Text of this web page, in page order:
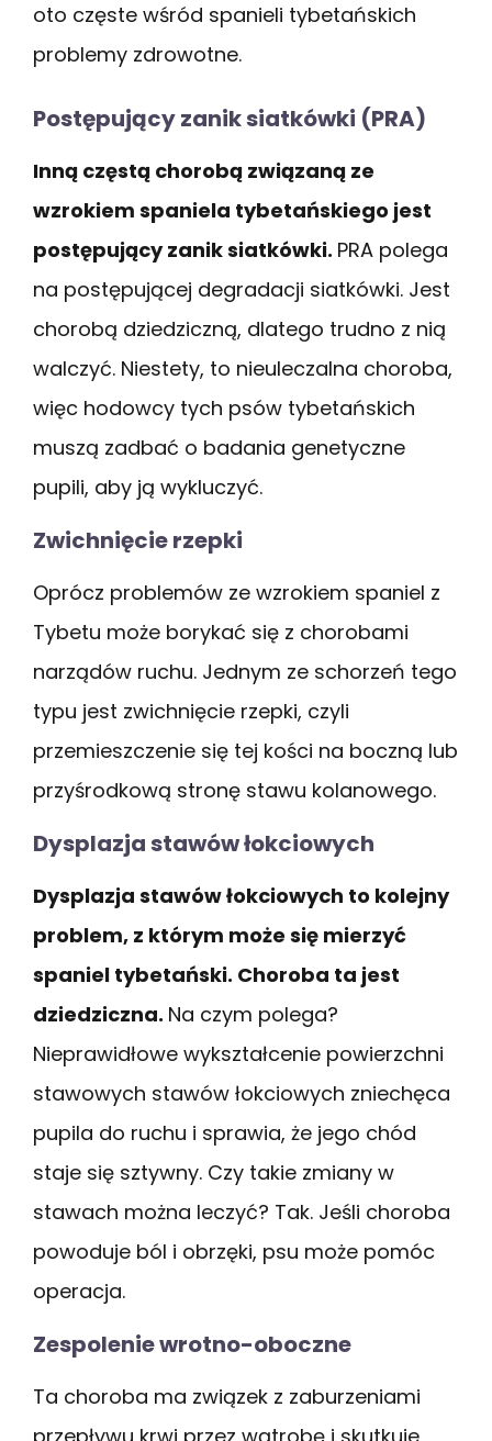
oto częste wśród spanieli tybetańskich
problemy zdrowotne.
Postępujący zanik siatkówki (PRA)
Inną częstą chorobą związaną ze
wzrokiem spaniela tybetańskiego jest
postępujący zanik siatkówki. PRA polega
na postępującej degradacji siatkówki. Jest
chorobą dziedziczną, dlatego trudno z nią
walczyć. Niestety, to nieuleczalna choroba,
więc hodowcy tych psów tybetańskich
muszą zadbać o badania genetyczne
pupili, aby ją wykluczyć.
Zwichnięcie rzepki
Oprócz problemów ze wzrokiem spaniel z
Tybetu może borykać się z chorobami
narządów ruchu. Jednym ze schorzeń tego
typu jest zwichnięcie rzepki, czyli
przemieszczenie się tej kości na boczną lub
przyśrodkową stronę stawu kolanowego.
Dysplazja stawów łokciowych
Dysplazja stawów łokciowych to kolejny
problem, z którym może się mierzyć
spaniel tybetański. Choroba ta jest
dziedziczna. Na czym polega?
Nieprawidłowe wykształcenie powierzchni
stawowych stawów łokciowych zniechęca
pupila do ruchu i sprawia, że jego chód
staje się sztywny. Czy takie zmiany w
stawach można leczyć? Tak. Jeśli choroba
powoduje ból i obrzęki, psu może pomóc
operacja.
Zespolenie wrotno-oboczne
Ta choroba ma związek z zaburzeniami